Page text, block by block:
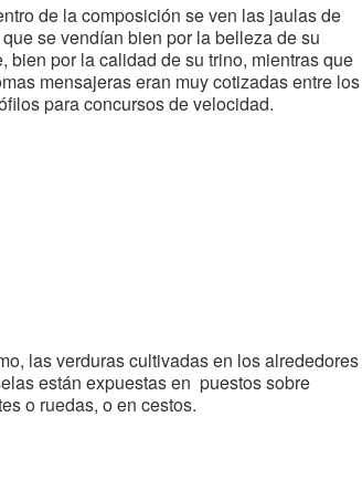
de la composición se ven las jaulas de
se vendían bien por la belleza de su
bien por la calidad de su trino, mientras que
mensajeras eran muy cotizadas entre los
para concursos de velocidad.
las verduras cultivadas en los alrededores
están expuestas en puestos sobre
o ruedas, o en cestos.